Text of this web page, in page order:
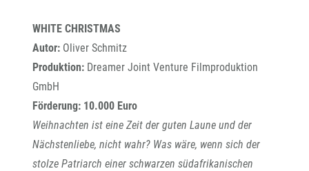
WHITE CHRISTMAS
Autor: Oliver Schmitz
Produktion: Dreamer Joint Venture Filmproduktion
GmbH
Förderung: 10.000 Euro
Weihnachten ist eine Zeit der guten Laune und der
Nächstenliebe, nicht wahr? Was wäre, wenn sich der
stolze Patriarch einer schwarzen südafrikanischen